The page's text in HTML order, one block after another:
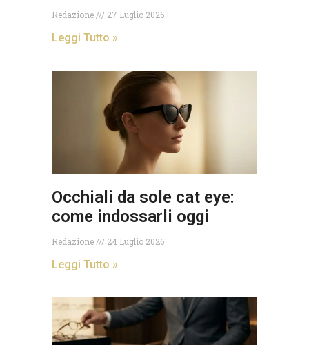
Redazione 27 Luglio 2026
Leggi Tutto »
Occhiali da sole cat eye:
come indossarli oggi
Redazione 24 Luglio 2026
Leggi Tutto »